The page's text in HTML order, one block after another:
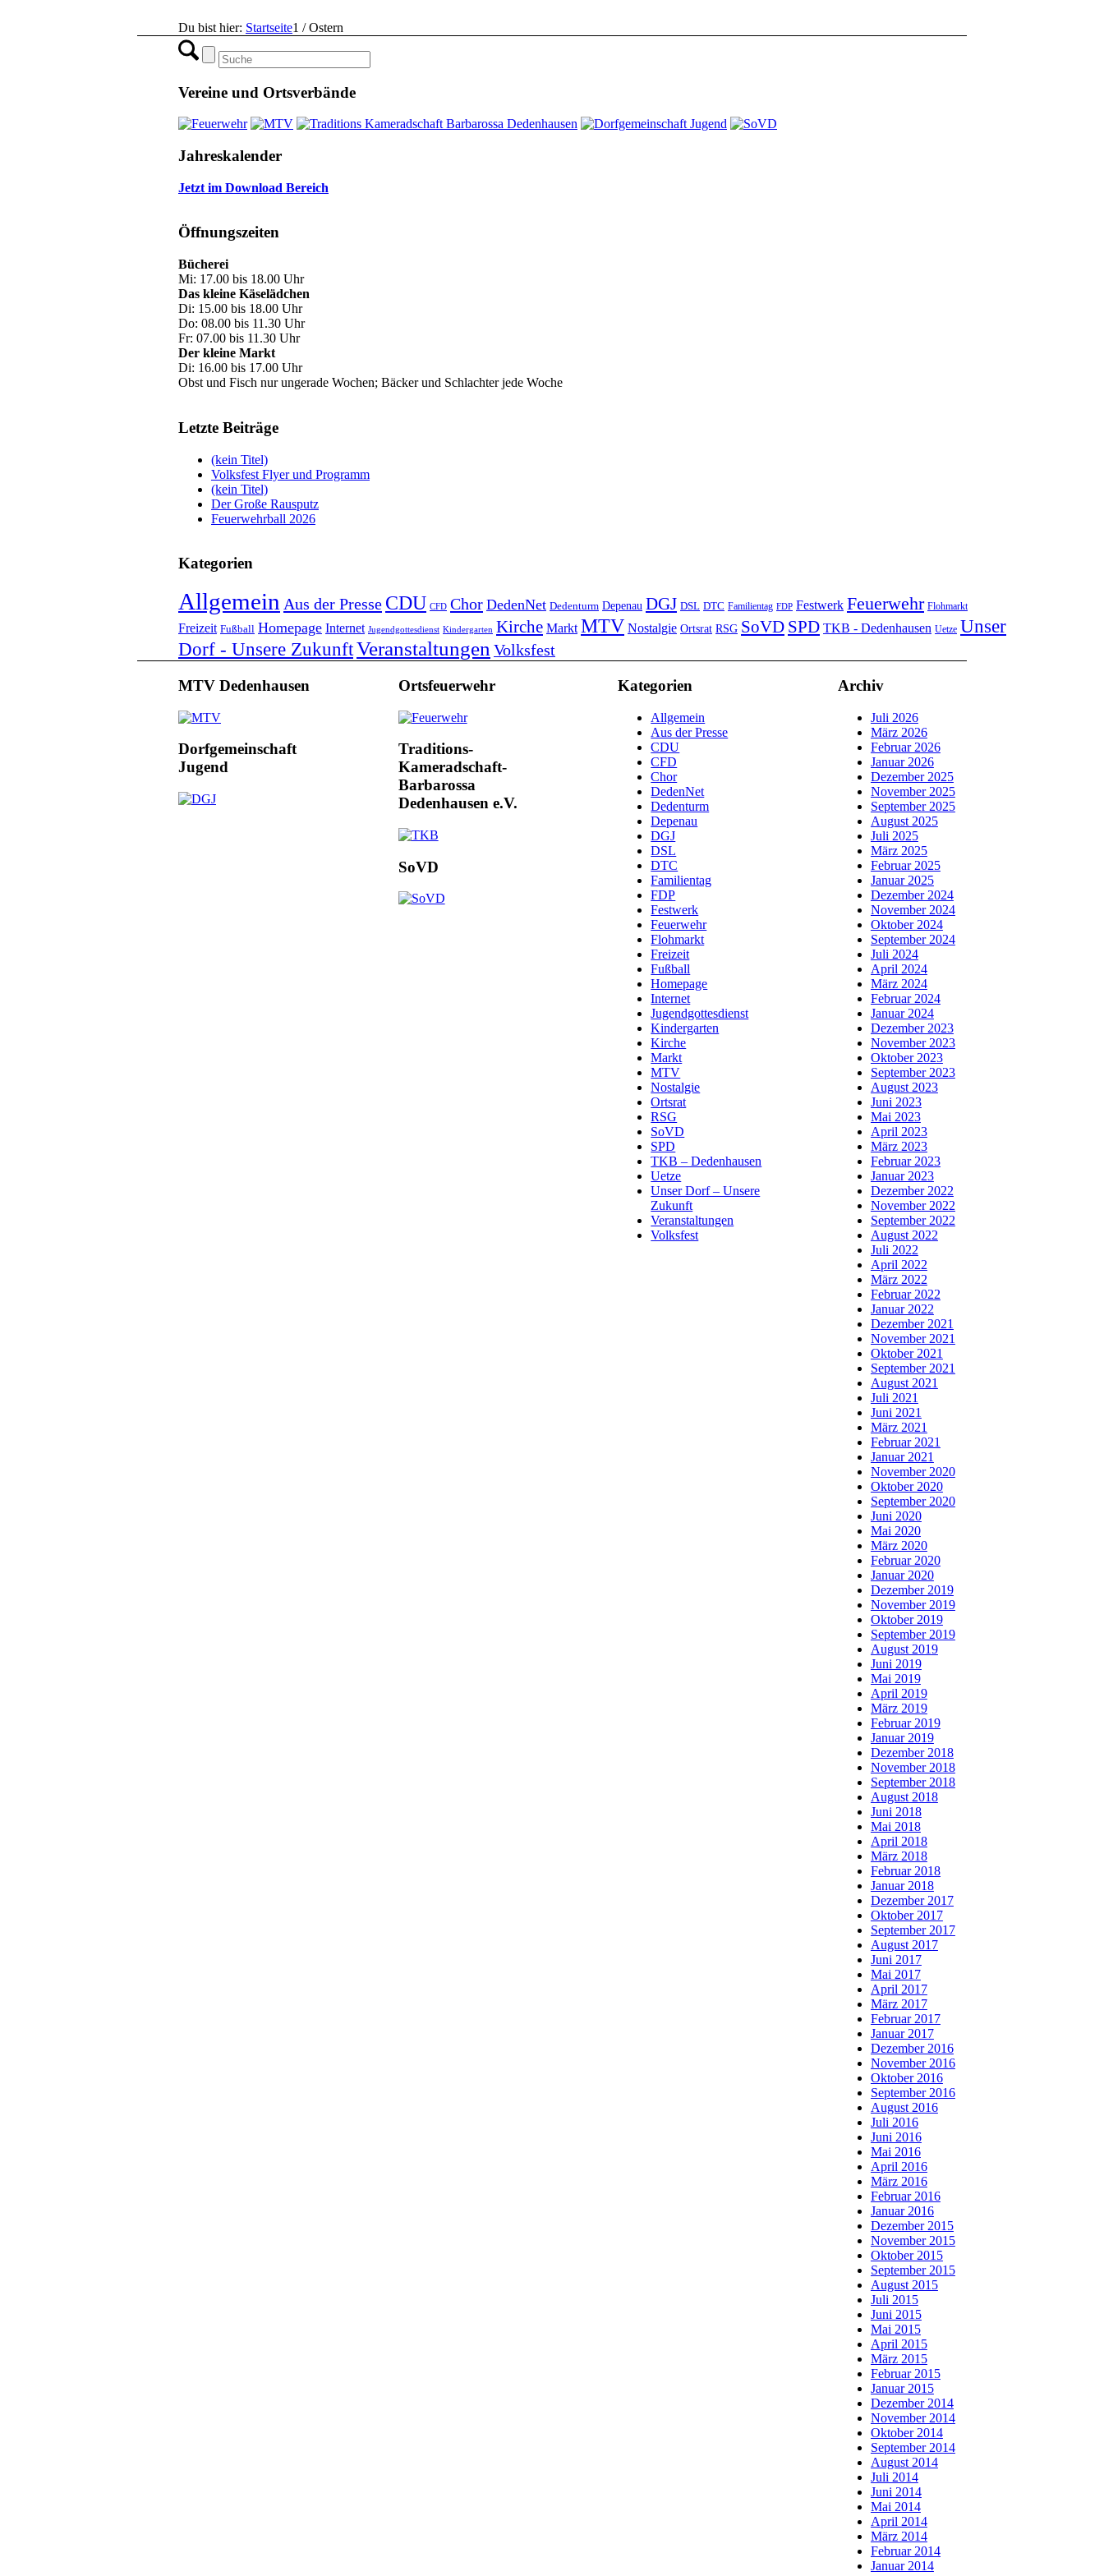
Du bist hier: Startseite1 / Ostern
Vereine und Ortsverbände
Jahreskalender
Jetzt im Download Bereich
Öffnungszeiten
Bücherei
Mi: 17.00 bis 18.00 Uhr
Das kleine Käselädchen
Di: 15.00 bis 18.00 Uhr
Do: 08.00 bis 11.30 Uhr
Fr: 07.00 bis 11.30 Uhr
Der kleine Markt
Di: 16.00 bis 17.00 Uhr
Obst und Fisch nur ungerade Wochen; Bäcker und Schlachter jede Woche
Letzte Beiträge
(kein Titel)
Volksfest Flyer und Programm
(kein Titel)
Der Große Rausputz
Feuerwehrball 2026
Kategorien
Allgemein Aus der Presse CDU CFD Chor DedenNet Dedenturm Depenau DGJ DSL DTC Familientag FDP Festwerk Feuerwehr Flohmarkt
Freizeit Fußball Homepage Internet Jugendgottesdienst Kindergarten Kirche Markt MTV Nostalgie Ortsrat RSG SoVD SPD TKB - Dedenhausen Uetze Unser
Dorf - Unsere ZukunftVeranstaltungen Volksfest
MTV Dedenhausen
Dorfgemeinschaft
Jugend
Ortsfeuerwehr
Traditions-
Kameradschaft-
Barbarossa
Dedenhausen e.V.
SoVD
Kategorien
Allgemein
Aus der Presse
CDU
CFD
Chor
DedenNet
Dedenturm
Depenau
DGJ
DSL
DTC
Familientag
FDP
Festwerk
Feuerwehr
Flohmarkt
Freizeit
Fußball
Homepage
Internet
Jugendgottesdienst
Kindergarten
Kirche
Markt
MTV
Nostalgie
Ortsrat
RSG
SoVD
SPD
TKB – Dedenhausen
Uetze
Unser Dorf – Unsere
Zukunft
Veranstaltungen
Volksfest
Archiv
Juli 2026
März 2026
Februar 2026
Januar 2026
Dezember 2025
November 2025
September 2025
August 2025
Juli 2025
März 2025
Februar 2025
Januar 2025
Dezember 2024
November 2024
Oktober 2024
September 2024
Juli 2024
April 2024
März 2024
Februar 2024
Januar 2024
Dezember 2023
November 2023
Oktober 2023
September 2023
August 2023
Juni 2023
Mai 2023
April 2023
März 2023
Februar 2023
Januar 2023
Dezember 2022
November 2022
September 2022
August 2022
Juli 2022
April 2022
März 2022
Februar 2022
Januar 2022
Dezember 2021
November 2021
Oktober 2021
September 2021
August 2021
Juli 2021
Juni 2021
März 2021
Februar 2021
Januar 2021
November 2020
Oktober 2020
September 2020
Juni 2020
Mai 2020
März 2020
Februar 2020
Januar 2020
Dezember 2019
November 2019
Oktober 2019
September 2019
August 2019
Juni 2019
Mai 2019
April 2019
März 2019
Februar 2019
Januar 2019
Dezember 2018
November 2018
September 2018
August 2018
Juni 2018
Mai 2018
April 2018
März 2018
Februar 2018
Januar 2018
Dezember 2017
Oktober 2017
September 2017
August 2017
Juni 2017
Mai 2017
April 2017
März 2017
Februar 2017
Januar 2017
Dezember 2016
November 2016
Oktober 2016
September 2016
August 2016
Juli 2016
Juni 2016
Mai 2016
April 2016
März 2016
Februar 2016
Januar 2016
Dezember 2015
November 2015
Oktober 2015
September 2015
August 2015
Juli 2015
Juni 2015
Mai 2015
April 2015
März 2015
Februar 2015
Januar 2015
Dezember 2014
November 2014
Oktober 2014
September 2014
August 2014
Juli 2014
Juni 2014
Mai 2014
April 2014
März 2014
Februar 2014
Januar 2014